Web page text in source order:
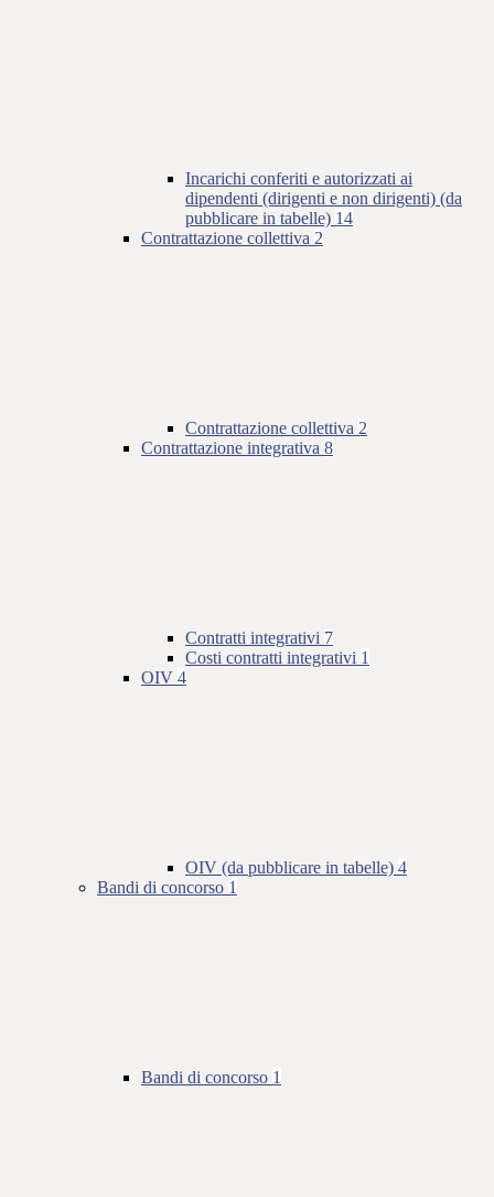
Incarichi conferiti e autorizzati ai
dipendenti (dirigenti e non dirigenti) (da
pubblicare in tabelle) 14
Contrattazione collettiva 2
Contrattazione collettiva 2
Contrattazione integrativa 8
Contratti integrativi 7
Costi contratti integrativi 1
OIV 4
OIV (da pubblicare in tabelle) 4
Bandi di concorso 1
Bandi di concorso 1